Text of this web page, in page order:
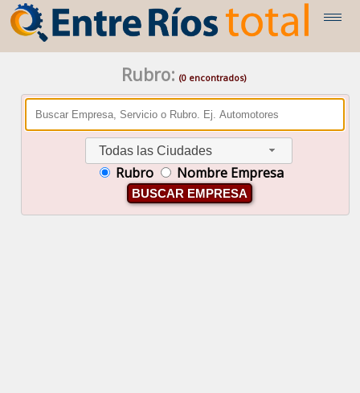
Rubro: (0 encontrados)
Todas las Ciudades
Rubro Nombre Empresa
BUSCAR EMPRESA